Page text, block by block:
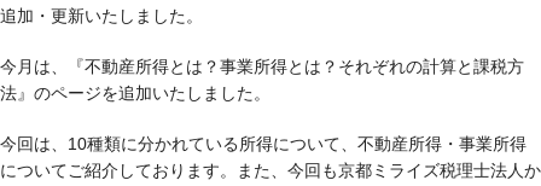
追加・更新いたしました。
今月は、『不動産所得とは？事業所得とは？それぞれの計算と課税方
法』のページを追加いたしました。
今回は、10種類に分かれている所得について、不動産所得・事業所得
についてご紹介しております。また、今回も京都ミライズ税理士法人か